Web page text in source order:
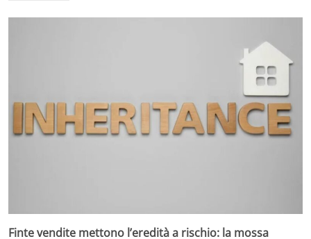
Finte vendite mettono l’eredità a rischio: la mossa